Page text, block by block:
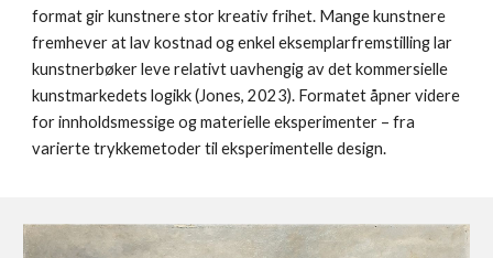
format gir kunstnere stor kreativ frihet. Mange kunstnere
fremhever at lav kostnad og enkel eksemplarfremstilling lar
kunstnerbøker leve relativt uavhengig av det kommersielle
kunstmarkedets logikk (Jones, 2023). Formatet åpner videre
for innholdsmessige og materielle eksperimenter – fra
varierte trykkemetoder til eksperimentelle design.